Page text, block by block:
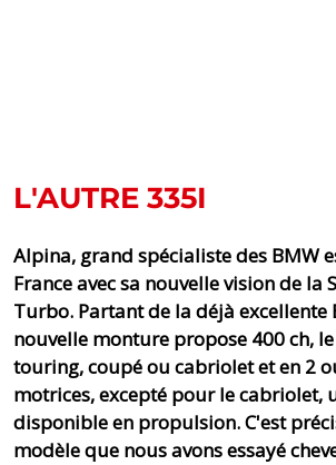
L'AUTRE 335I
Alpina, grand spécialiste des BMW
France avec sa nouvelle vision de la
Turbo. Partant de la déjà excellente
nouvelle monture propose 400 ch,
touring, coupé ou cabriolet et en 2
motrices, excepté pour le cabriolet,
disponible en propulsion. C'est
modèle que nous avons essayé